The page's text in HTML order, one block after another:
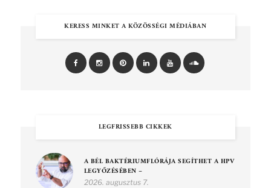
KERESS MINKET A KÖZÖSSÉGI MÉDIÁBAN
LEGFRISSEBB CIKKEK
A BÉL BAKTÉRIUMFLÓRÁJA SEGÍTHET A HPV
LEGYŐZÉSÉBEN –
2026. augusztus 7.